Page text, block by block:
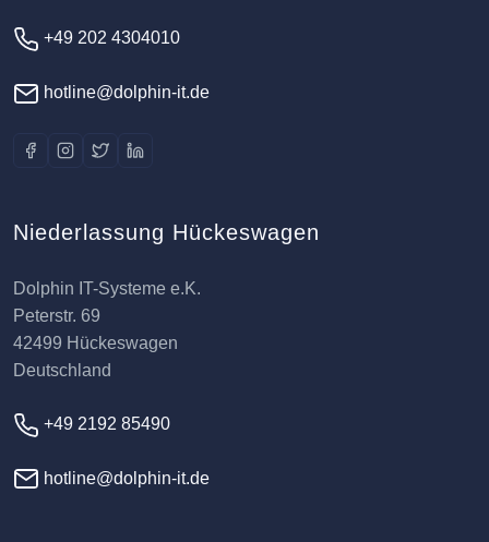
+49 202 4304010
hotline@dolphin-it.de
Niederlassung Hückeswagen
Dolphin IT-Systeme e.K.
Peterstr. 69
42499 Hückeswagen
Deutschland
+49 2192 85490
hotline@dolphin-it.de